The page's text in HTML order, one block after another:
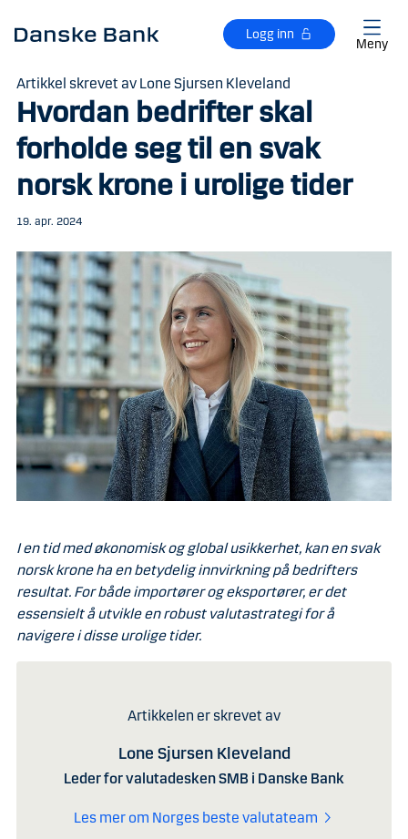
Logg inn
Meny
Artikkel skrevet av Lone Sjursen Kleveland
Hvordan bedrifter skal
forholde seg til en svak
norsk krone i urolige tider
19. apr. 2024
I en tid med økonomisk og global usikkerhet, kan en svak
norsk krone ha en betydelig innvirkning på bedrifters
resultat. For både importører og eksportører, er det
essensielt å utvikle en robust valutastrategi for å
navigere i disse urolige tider.
Artikkelen er skrevet av
Lone Sjursen Kleveland
Leder for valutadesken SMB i Danske Bank
Les mer om Norges beste valutateam